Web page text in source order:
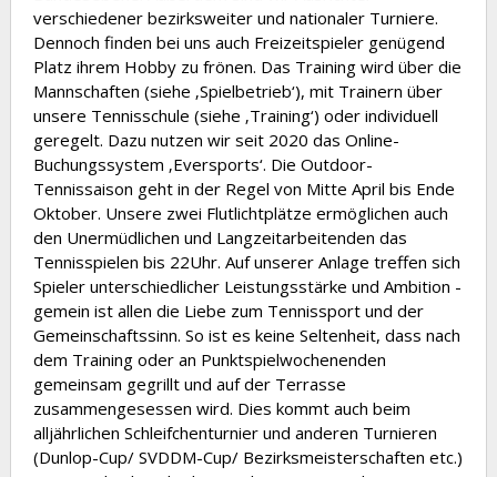
verschiedener bezirksweiter und nationaler Turniere.
Dennoch finden bei uns auch Freizeitspieler genügend
Platz ihrem Hobby zu frönen. Das Training wird über die
Mannschaften (siehe ‚Spielbetrieb‘), mit Trainern über
unsere Tennisschule (siehe ‚Training‘) oder individuell
geregelt. Dazu nutzen wir seit 2020 das Online-
Buchungssystem ‚Eversports‘. Die Outdoor-
Tennissaison geht in der Regel von Mitte April bis Ende
Oktober. Unsere zwei Flutlichtplätze ermöglichen auch
den Unermüdlichen und Langzeitarbeitenden das
Tennisspielen bis 22Uhr. Auf unserer Anlage treffen sich
Spieler unterschiedlicher Leistungsstärke und Ambition -
gemein ist allen die Liebe zum Tennissport und der
Gemeinschaftssinn. So ist es keine Seltenheit, dass nach
dem Training oder an Punktspielwochenenden
gemeinsam gegrillt und auf der Terrasse
zusammengesessen wird. Dies kommt auch beim
alljährlichen Schleifchenturnier und anderen Turnieren
(Dunlop-Cup/ SVDDM-Cup/ Bezirksmeisterschaften etc.)